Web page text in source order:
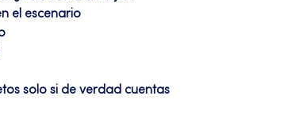
el escenario
solo si de verdad cuentas